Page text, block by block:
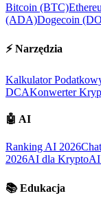
Bitcoin (BTC)
(ADA)Dogecoin
⚡ Narzędzia
Kalkulator
DCAKonwerter
🤖 AI
Ranking AI 2026
2026AI dla KryptoAI
📚 Edukacja